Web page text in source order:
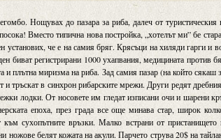
Нощувах до пазара за риба, далеч от
Вместо типична нова постройка, „хотелът ми” бе
установих, че е на самия бряг. Крясъци на хиляди гарги и
биват регистрирани 1000 ухапвания, медицината против
и плътна миризма на риба. Зад самия пазар (на който сякаш
и тръскат в синхрон рибарските мрежи. Други редят
лодки. От носовете им гледат изписани очи и шарени
епоха, през града все още минава стар, широк
към сухопътните връзки. Малко встрани от
ножове белят кожата на акули. Парчето струва 20$ на